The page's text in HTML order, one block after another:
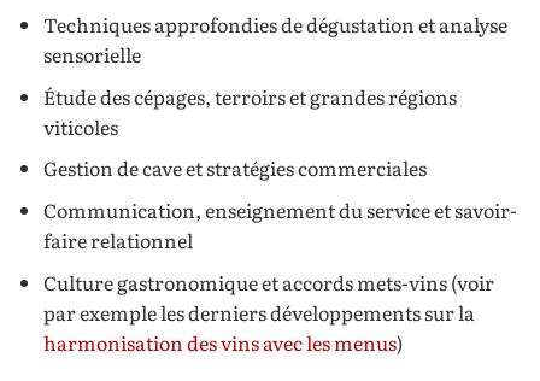
Techniques approfondies de dégustation et analyse
sensorielle
Étude des cépages, terroirs et grandes régions
viticoles
Gestion de cave et stratégies commerciales
Communication, enseignement du service et savoir-
faire relationnel
Culture gastronomique et accords mets-vins (voir
par exemple les derniers développements sur la
harmonisation des vins avec les menus)